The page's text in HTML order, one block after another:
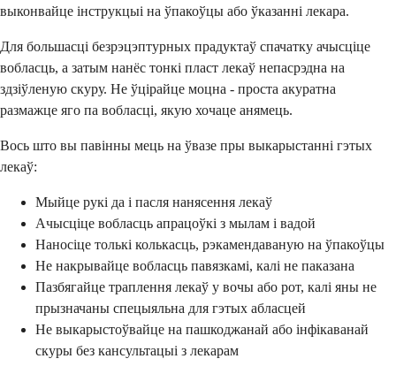
выконвайце інструкцыі на ўпакоўцы або ўказанні лекара.
Для большасці безрэцэптурных прадуктаў спачатку ачысціце
вобласць, а затым нанёс тонкі пласт лекаў непасрэдна на
здзіўленую скуру. Не ўцірайце моцна - проста акуратна
размажце яго па вобласці, якую хочаце анямець.
Вось што вы павінны мець на ўвазе пры выкарыстанні гэтых
лекаў:
Мыйце рукі да і пасля нанясення лекаў
Ачысціце вобласць апрацоўкі з мылам і вадой
Наносіце толькі колькасць, рэкамендаваную на ўпакоўцы
Не накрывайце вобласць павязкамі, калі не паказана
Пазбягайце траплення лекаў у вочы або рот, калі яны не
прызначаны спецыяльна для гэтых абласцей
Не выкарыстоўвайце на пашкоджанай або інфікаванай
скуры без кансультацыі з лекарам